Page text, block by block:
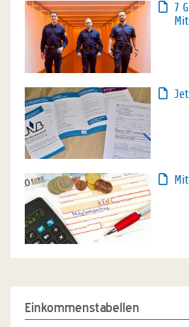
7
Einkommenstabellen